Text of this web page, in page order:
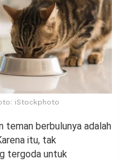
iStockphoto
teman berbulunya adalah
itu, tak
tergoda untuk